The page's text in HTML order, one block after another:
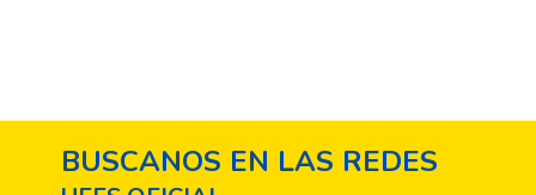
BUSCANOS EN LAS REDES